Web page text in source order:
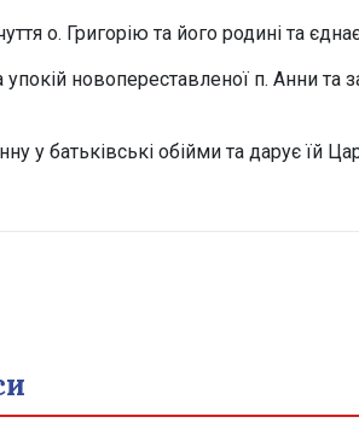
о. Григорію та його родині та
новопереставленої п. Анни та
у батьківські обійми та дарує їй